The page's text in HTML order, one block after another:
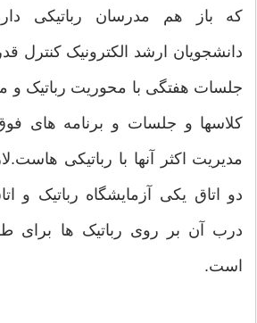
که باز هم مدرسان رباتیکی
دانشجویان ارشد الکترونیک کنترل
جلسات هفتگی با محوریت رباتیک
کلاسها و جلسات و برنامه های
مدیریت اکثر آنها با رباتیکی
دو اتاق یکی آزمایشگاه رباتیک و
درب آن بر روی رباتیک ها برای
است.